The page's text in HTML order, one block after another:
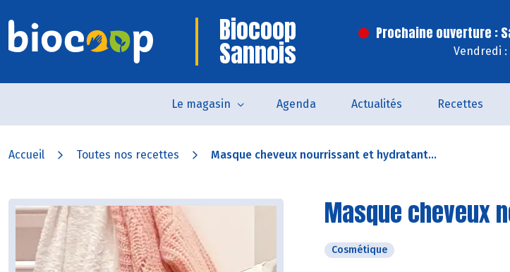
Biocoop
Sannois
Prochaine ouverture :
Vendredi :
Le magasin Agenda Actualités Recettes
Accueil Toutes nos recettes Masque cheveux nourrissant et hydratant...
Masque cheveux
Cosmétique